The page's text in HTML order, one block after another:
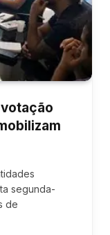
segunda-
de